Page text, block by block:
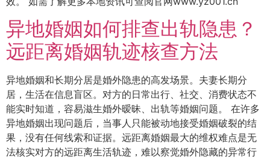
异地婚姻如何排查出轨隐患？
远距离婚姻轨迹核查方法
异地婚姻和长期分居是婚外隐患的高发场景。夫妻长期分
居，生活在信息盲区。对方的日常出行、社交、消费状态不
能实时知道，容易滋生婚外暧昧、出轨等婚姻问题。 在许多
异地婚姻出现问题后，当事人只能被动地接受婚姻破裂的结
果，没有任何线索和证据。远距离婚姻最大的维权难点是无
法核实对方的远距离生活轨迹，难以察觉婚外隐藏的异常行